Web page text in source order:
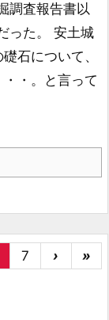
調査報告書以
った。 安土城
石について、
・。と言って
7 › »